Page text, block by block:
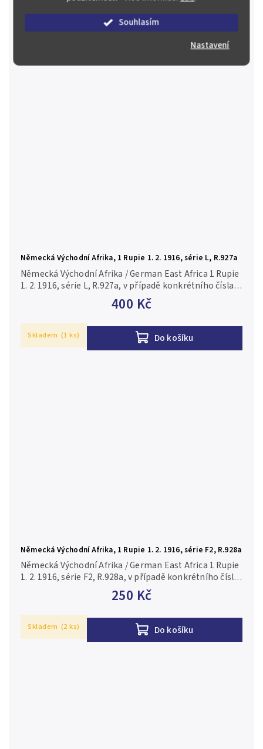
Souhlasím
Nastavení
250 Kč
Do košíku
je foto pouze ilustrační 2-3/F-VG
Německá Východní Afrika, 1 Rupie 1. 2. 1916, série L, R.927a
400 Kč
Do košíku
Německá Východní Afrika / German East Africa 1 Rupie
1. 2. 1916, série L, R.927a, v případě konkrétního čísla
je foto pouze ilustrační 2-/F
Skladem (1 ks)
Německá Východní Afrika, 1 Rupie 1. 2. 1916, série F2, R.928a
250 Kč
Do košíku
Německá Východní Afrika / German East Africa 1 Rupie
1. 2. 1916, série F2, R.928a, v případě konkrétního čísla
je foto pouze ilustrační 2/VF
Skladem (2 ks)